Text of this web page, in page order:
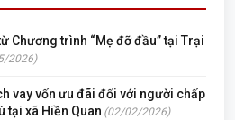
Chương trình “Mẹ đỡ đầu” tại Trại
2026)
vay vốn ưu đãi đối với người chấp
tại xã Hiền Quan (02/02/2026)